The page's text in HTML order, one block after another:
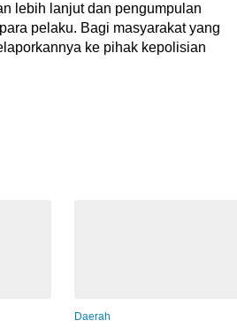
lebih lanjut dan pengumpulan
pelaku. Bagi masyarakat yang
ke pihak kepolisian
Daerah